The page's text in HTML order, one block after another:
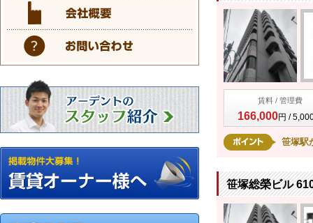
賃料 / 管理費
166,000円 /
笹塚駅
笹塚総榮ビル